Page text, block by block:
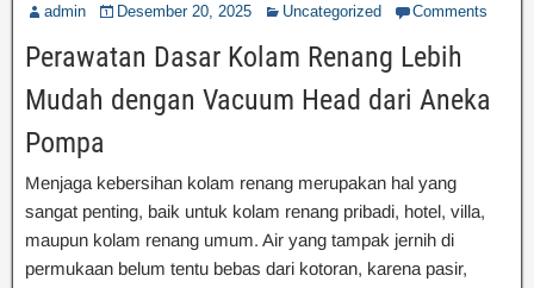
admin Desember 20, 2025 Uncategorized Comments
Perawatan Dasar Kolam Renang Lebih
Mudah dengan Vacuum Head dari Aneka
Pompa
Menjaga kebersihan kolam renang merupakan hal yang
sangat penting, baik untuk kolam renang pribadi, hotel, villa,
maupun kolam renang umum. Air yang tampak jernih di
permukaan belum tentu bebas dari kotoran, karena pasir,